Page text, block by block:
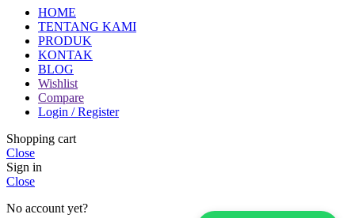
HOME
TENTANG KAMI
PRODUK
KONTAK
BLOG
Wishlist
Compare
Login / Register
Shopping cart
Close
Sign in
Close
No account yet?